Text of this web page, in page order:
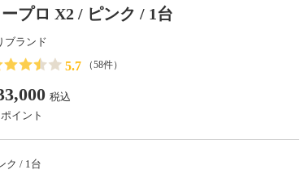
プロ X2 / ピンク / 1台
ブランド
5.7 （58件）
税込
イント
ク / 1台